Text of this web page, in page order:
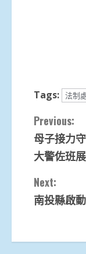
Tags: 法制
Continue
Previous:
母子接力
大警佐班
Next:
南投縣啟